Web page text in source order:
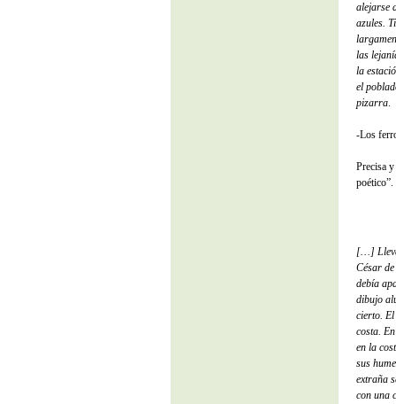
alejarse
azules.
las
la
el
pizarra.
-Los
Precisa
poético”.
[…]
César
debía
dibujo
cierto. El
costa.
en la
sus
extraña
con una